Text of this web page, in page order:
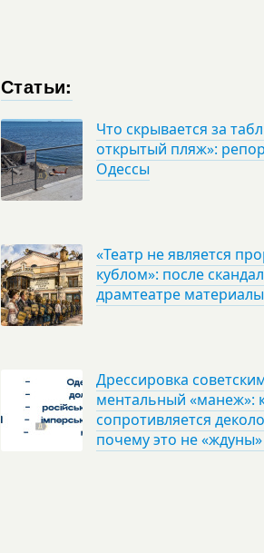
Статьи:
Что скрывается за
открытый пляж»:
Одессы
«Театр не является
кублом»: после
драмтеатре
Дрессировка
ментальный «манеж»:
сопротивляется
почему это не